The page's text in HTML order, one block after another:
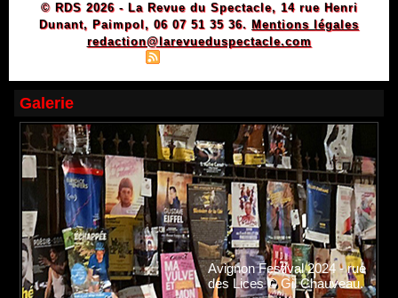
© RDS 2026 - La Revue du Spectacle, 14 rue Henri
Dunant, Paimpol, 06 07 51 35 36. Mentions légales
redaction@larevueduspectacle.com
Galerie
Avignon Festival 2024 - rue
des Lices © Gil Chauveau.